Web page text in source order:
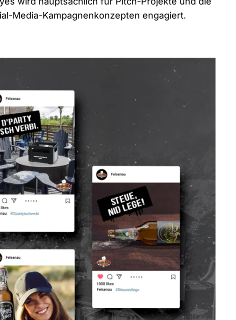
Media-Kampagnenkonzepten engagiert.